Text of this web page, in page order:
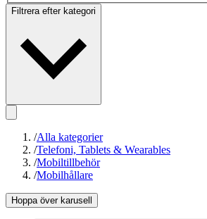
Filtrera efter kategori
/Alla kategorier
/Telefoni, Tablets & Wearables
/Mobiltillbehör
/Mobilhållare
Hoppa över karusell